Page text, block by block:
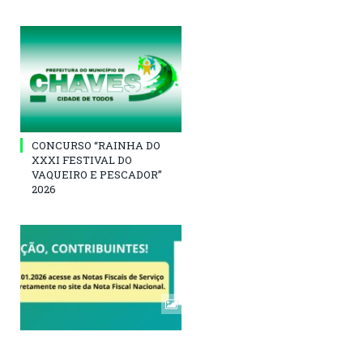
CONCURSO “RAINHA DO
XXXI FESTIVAL DO
VAQUEIRO E PESCADOR”
2026